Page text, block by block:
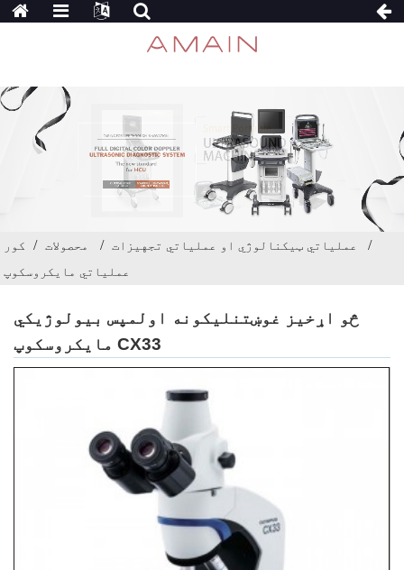
کور محصولات
عملیاتي ټیکنالوژي او عملیاتي تجهیزات
عملیاتي مایکروسکوپ
څو اړخیز غوښتنلیکونه اولمپس بیولوژیکي
مایکروسکوپ CX33